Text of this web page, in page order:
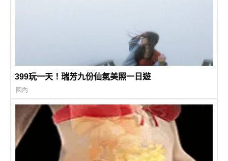
399玩一天！瑞芳九份仙氣美照一日遊
國內